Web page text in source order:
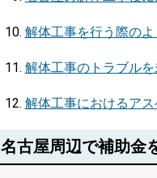
解体工事を行う際の
解体工事のトラブル
解体工事におけるア
名古屋周辺で補助金